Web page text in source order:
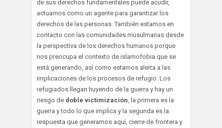
de sus derechos fundamentales puede acudir,
actuamos como un agente para garantizar los
derechos de las personas. También estamos en
contacto con las comunidades musulmanas desde
la perspectiva de los derechos humanos porque
nos preocupa el contexto de islamofobia que se
está generando, así como estamos alerta a las
implicaciones de los procesos de refugio. Los
refugiados llegan huyendo de la guerra y hay un
riesgo de doble victimización , la primera es la
guerra y todo lo que implica y la segunda es la
respuesta que generamos aquí, cierre de frontera y